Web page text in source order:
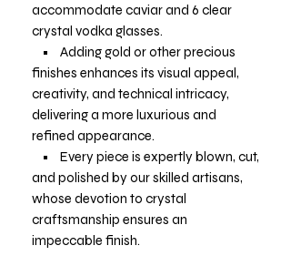
accommodate caviar and 6 clear
crystal vodka glasses.
• Adding gold or other precious
finishes enhances its visual appeal,
creativity, and technical intricacy,
delivering a more luxurious and
refined appearance.
• Every piece is expertly blown, cut,
and polished by our skilled artisans,
whose devotion to crystal
craftsmanship ensures an
impeccable finish.